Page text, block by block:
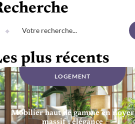
plus récents
LOGEMENT
Mobilier haut de gamme en noyer
massif : élégance